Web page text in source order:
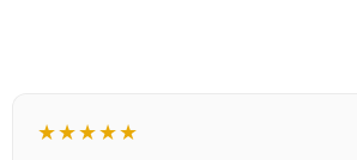
★★★★★